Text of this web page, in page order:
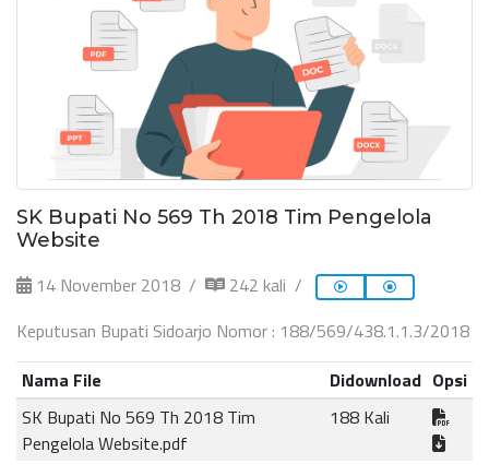
SK Bupati No 569 Th 2018 Tim Pengelola
Website
14 November 2018
242 kali
Keputusan Bupati Sidoarjo Nomor : 188/569/438.1.1.3/2018
Nama File
Didownload Opsi
SK Bupati No 569 Th 2018 Tim
Pengelola Website.pdf
188 Kali